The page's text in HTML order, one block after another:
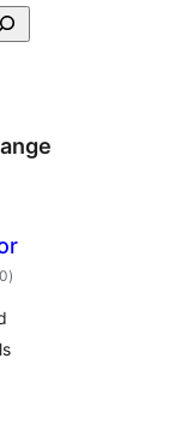
celkové
hodnotenie
)